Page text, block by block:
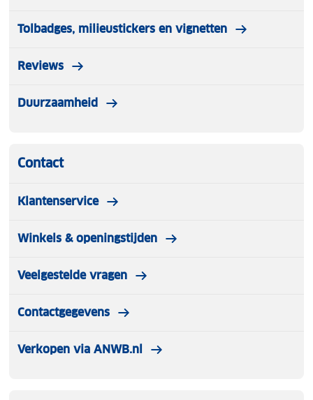
Tolbadges, milieustickers en vignetten
Reviews
Duurzaamheid
Contact
Klantenservice
Winkels & openingstijden
Veelgestelde vragen
Contactgegevens
Verkopen via ANWB.nl